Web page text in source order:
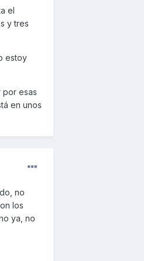
el
y tres
estoy
esas
en unos
no
los
ya, no